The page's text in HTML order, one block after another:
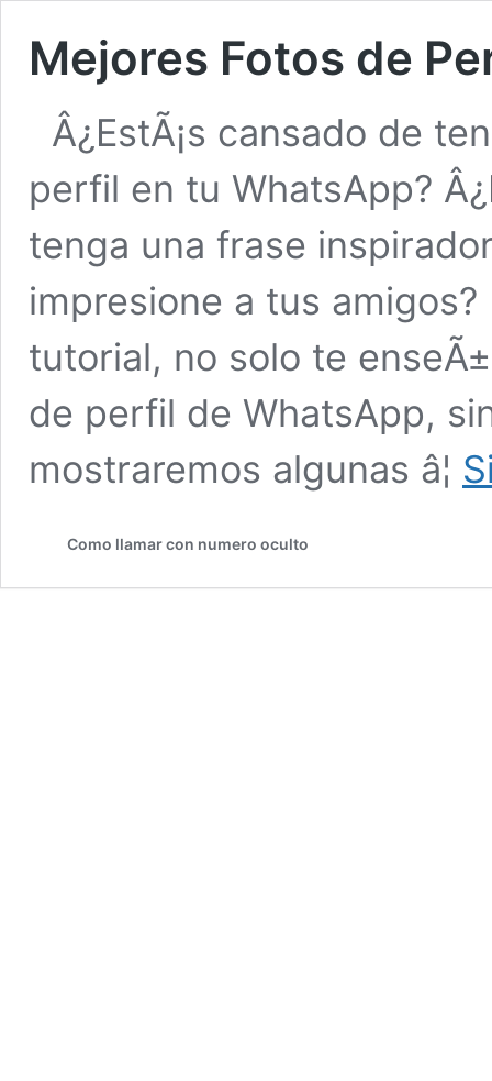
Mejores Fotos de
Â¿EstÃ¡s cansado de
perfil en tu WhatsApp?
tenga una frase
impresione a tus
tutorial, no solo te
de perfil de WhatsApp,
mostraremos algunas â¦
Como llamar con numero oculto